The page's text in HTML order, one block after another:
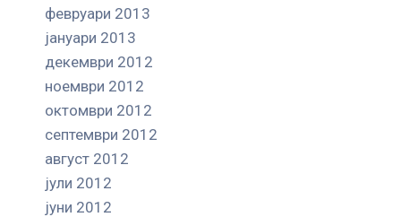
февруари 2013
јануари 2013
декември 2012
ноември 2012
октомври 2012
септември 2012
август 2012
јули 2012
јуни 2012